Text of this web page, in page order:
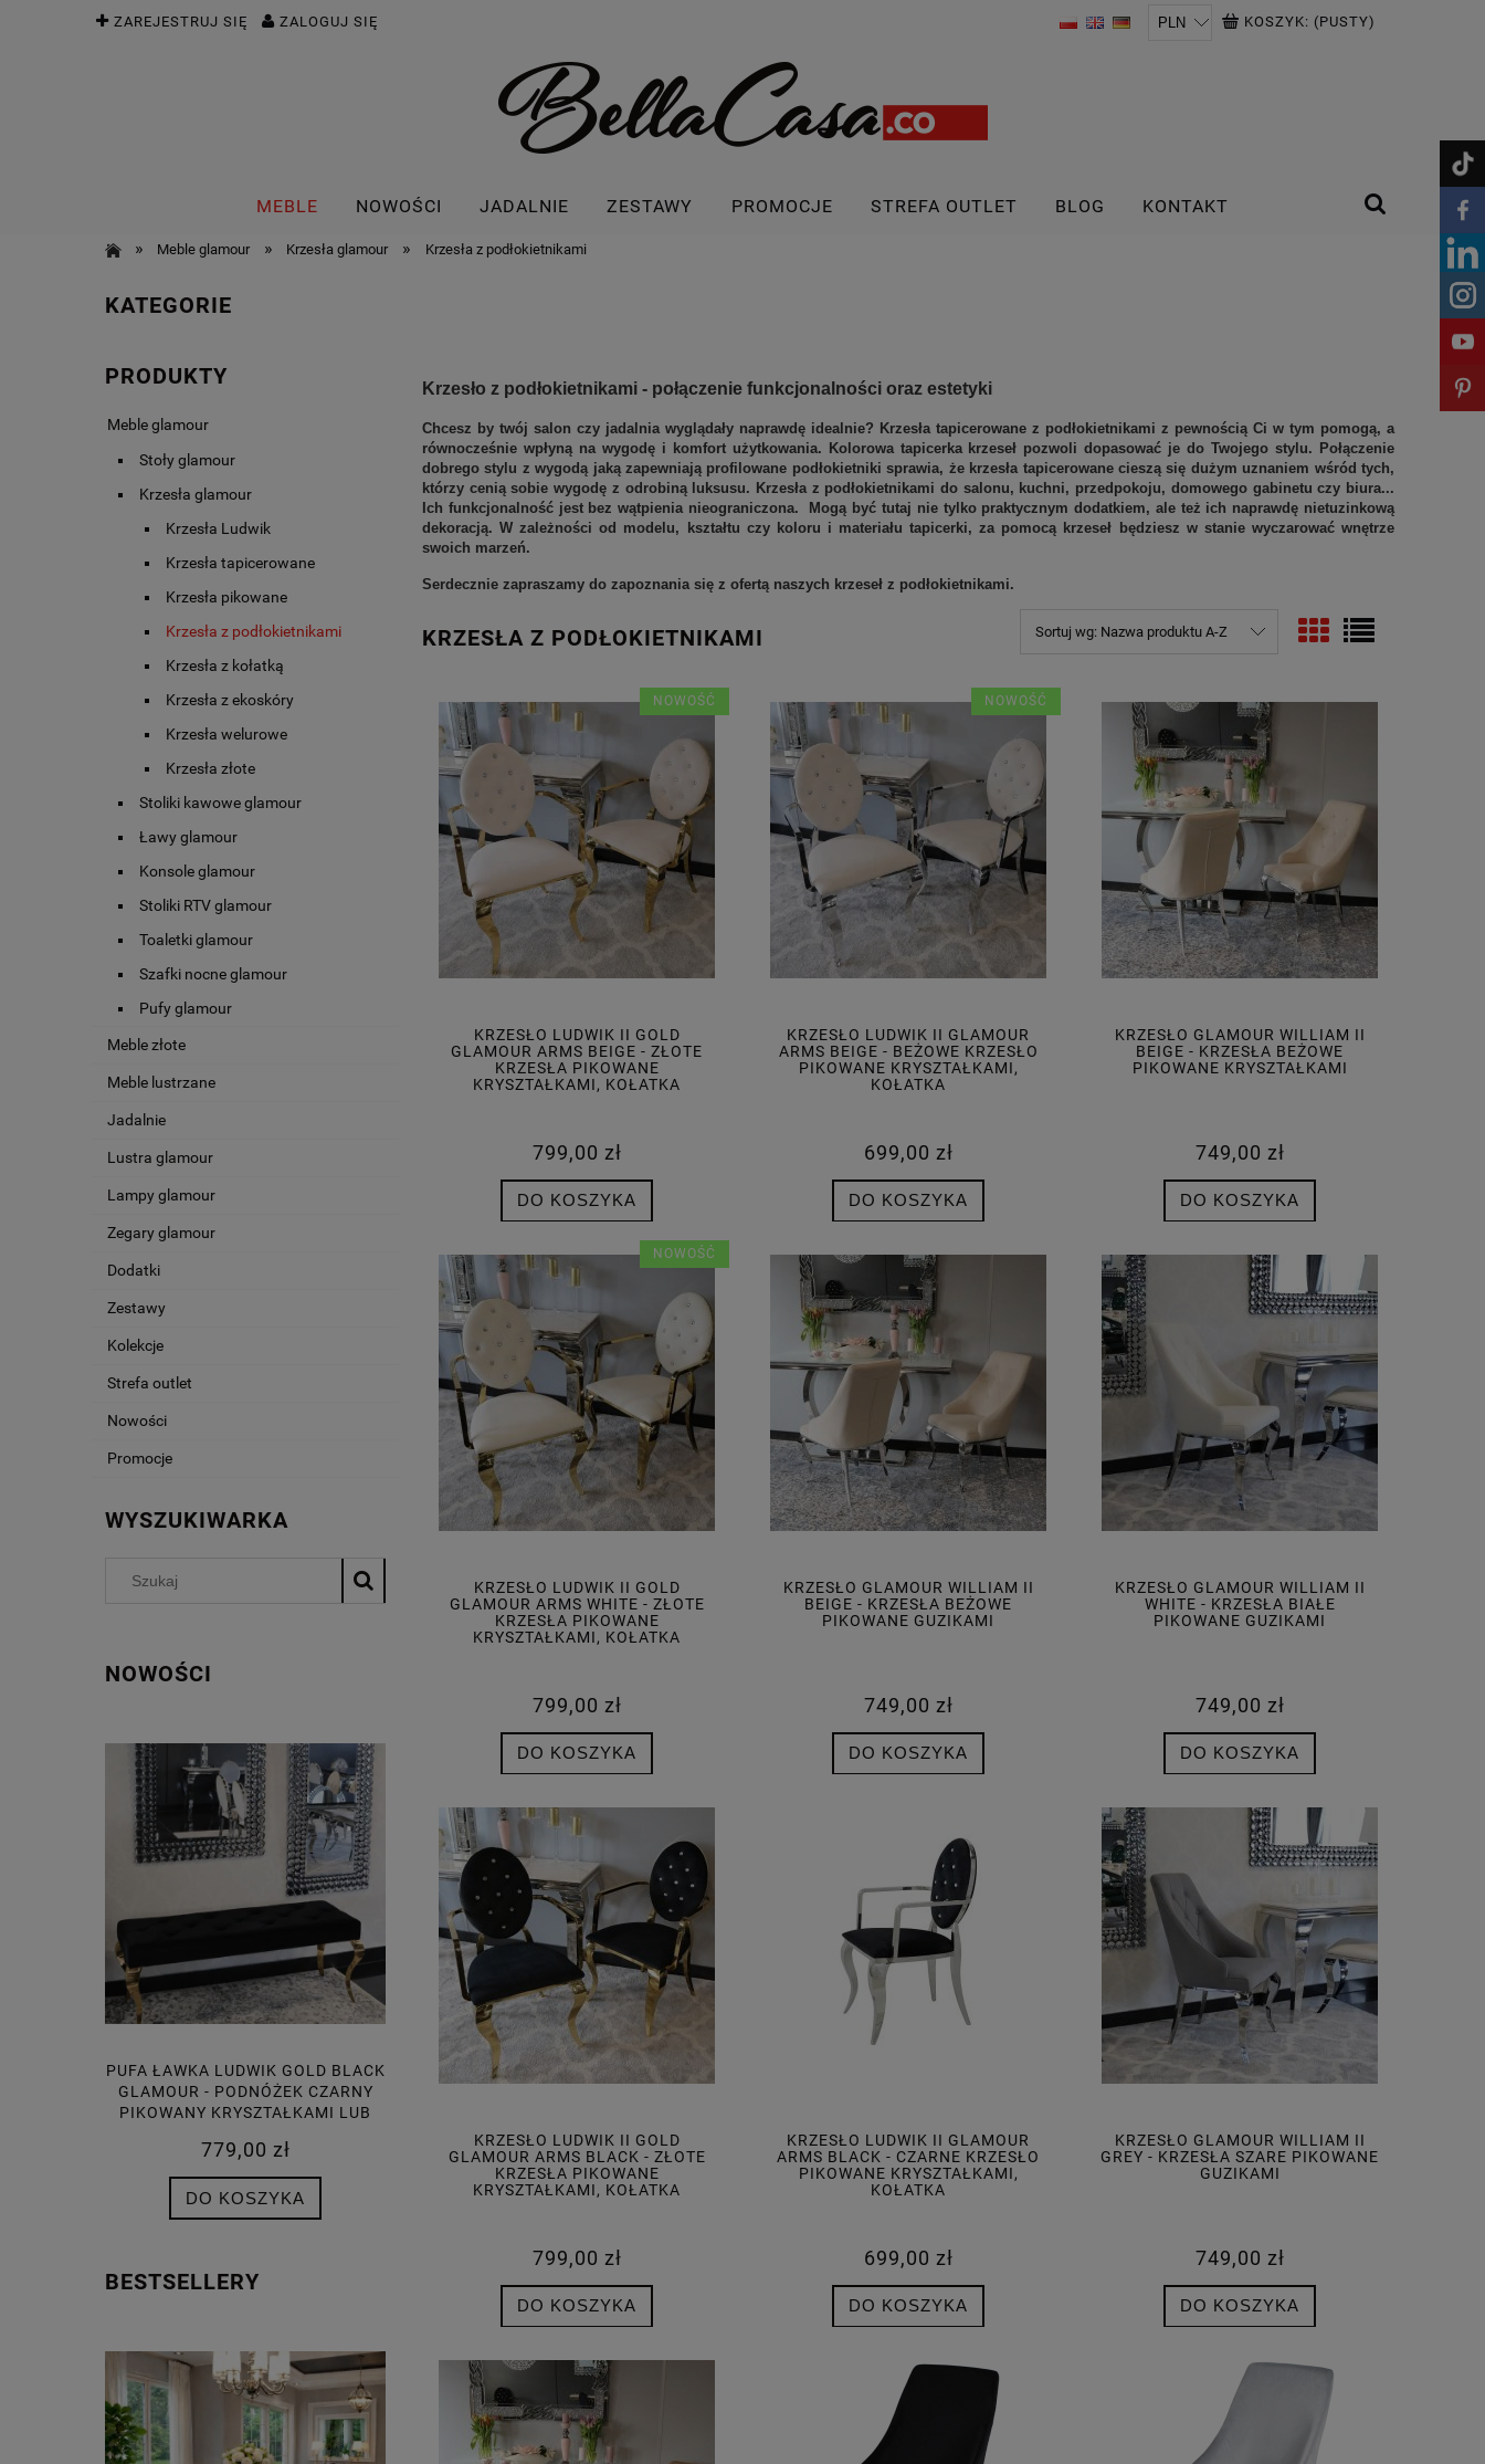
ZAREJESTRUJ SIĘ ZALOGUJ SIĘ KOSZYK: (PUSTY)
MEBLE NOWOŚCI JADALNIE ZESTAWY PROMOCJE STREFA OUTLET BLOG KONTAKT
» Meble glamour » Krzesła glamour » Krzesła z podłokietnikami
KATEGORIE
PRODUKTY
Meble glamour
Stoły glamour
Krzesła glamour
Krzesła Ludwik
Krzesła tapicerowane
Krzesła pikowane
Krzesła z podłokietnikami
Krzesła z kołatką
Krzesła z ekoskóry
Krzesła welurowe
Krzesła złote
Stoliki kawowe glamour
Ławy glamour
Konsole glamour
Stoliki RTV glamour
Toaletki glamour
Szafki nocne glamour
Pufy glamour
Meble złote
Meble lustrzane
Jadalnie
Lustra glamour
Lampy glamour
Zegary glamour
Dodatki
Zestawy
Kolekcje
Strefa outlet
Nowości
Promocje
WYSZUKIWARKA
NOWOŚCI
KRZESŁO LUDWIK II GOLD
GLAMOUR ARMS BEIGE - ZŁOTE
KRZESŁA PIKOWANE
799,00 zł
DO KOSZYKA
KRZESŁO LUDWIK II GLAMOUR
KOŁATKA
699,00 zł
DO KOSZYKA
1 899,00 zł
ZOBACZ WIĘCEJ
ZEGAR ŚCIENNY KWADRATOWY
199,00 zł
BESTSELLERY
Krzesło z podłokietnikami - połączenie funkcjonalności oraz estetyki
Chcesz by twój salon czy jadalnia wyglądały naprawdę idealnie? Krzesła tapicerowane z podłokietnikami z pewnością Ci w tym pomogą, a
równocześnie wpłyną na wygodę i komfort użytkowania. Kolorowa tapicerka krzeseł pozwoli dopasować je do Twojego stylu. Połączenie
dobrego stylu z wygodą jaką zapewniają profilowane podłokietniki sprawia, że krzesła tapicerowane cieszą się dużym uznaniem wśród tych,
którzy cenią sobie wygodę z odrobiną luksusu. Krzesła z podłokietnikami do salonu, kuchni, przedpokoju, domowego gabinetu czy biura...
Ich funkcjonalność jest bez wątpienia nieograniczona. Mogą być tutaj nie tylko praktycznym dodatkiem, ale też ich naprawdę nietuzinkową
dekoracją. W zależności od modelu, kształtu czy koloru i materiału tapicerki, za pomocą krzeseł będziesz w stanie wyczarować wnętrze
swoich marzeń.
Serdecznie zapraszamy do zapoznania się z ofertą naszych krzeseł z podłokietnikami.
KRZESŁA Z PODŁOKIETNIKAMI Sortuj wg: Nazwa produktu A-Z
KRZESŁO LUDWIK II GOLD
GLAMOUR ARMS BEIGE - ZŁOTE
KRZESŁA PIKOWANE
KRYSZTAŁKAMI, KOŁATKA
799,00 zł
DO KOSZYKA
NOWOŚĆ
KRZESŁO LUDWIK II GLAMOUR
ARMS BEIGE - BEŻOWE KRZESŁO
PIKOWANE KRYSZTAŁKAMI,
KOŁATKA
699,00 zł
DO KOSZYKA
NOWOŚĆ
KRZESŁO GLAMOUR WILLIAM II
BEIGE - KRZESŁA BEŻOWE
PIKOWANE KRYSZTAŁKAMI
749,00 zł
DO KOSZYKA
KRZESŁO LUDWIK II GOLD
GLAMOUR ARMS WHITE - ZŁOTE
KRZESŁA PIKOWANE
KRYSZTAŁKAMI, KOŁATKA
799,00 zł
DO KOSZYKA
NOWOŚĆ
KRZESŁO GLAMOUR WILLIAM II
BEIGE - KRZESŁA BEŻOWE
PIKOWANE GUZIKAMI
749,00 zł
DO KOSZYKA
KRZESŁO GLAMOUR WILLIAM II
WHITE - KRZESŁA BIAŁE
PIKOWANE GUZIKAMI
749,00 zł
DO KOSZYKA
KRZESŁO LUDWIK II GOLD
GLAMOUR ARMS BLACK - ZŁOTE
KRZESŁA PIKOWANE
KRYSZTAŁKAMI, KOŁATKA
799,00 zł
DO KOSZYKA
KRZESŁO LUDWIK II GLAMOUR
ARMS BLACK - CZARNE KRZESŁO
PIKOWANE KRYSZTAŁKAMI,
KOŁATKA
699,00 zł
DO KOSZYKA
KRZESŁO GLAMOUR WILLIAM II
GREY - KRZESŁA SZARE PIKOWANE
GUZIKAMI
749,00 zł
DO KOSZYKA